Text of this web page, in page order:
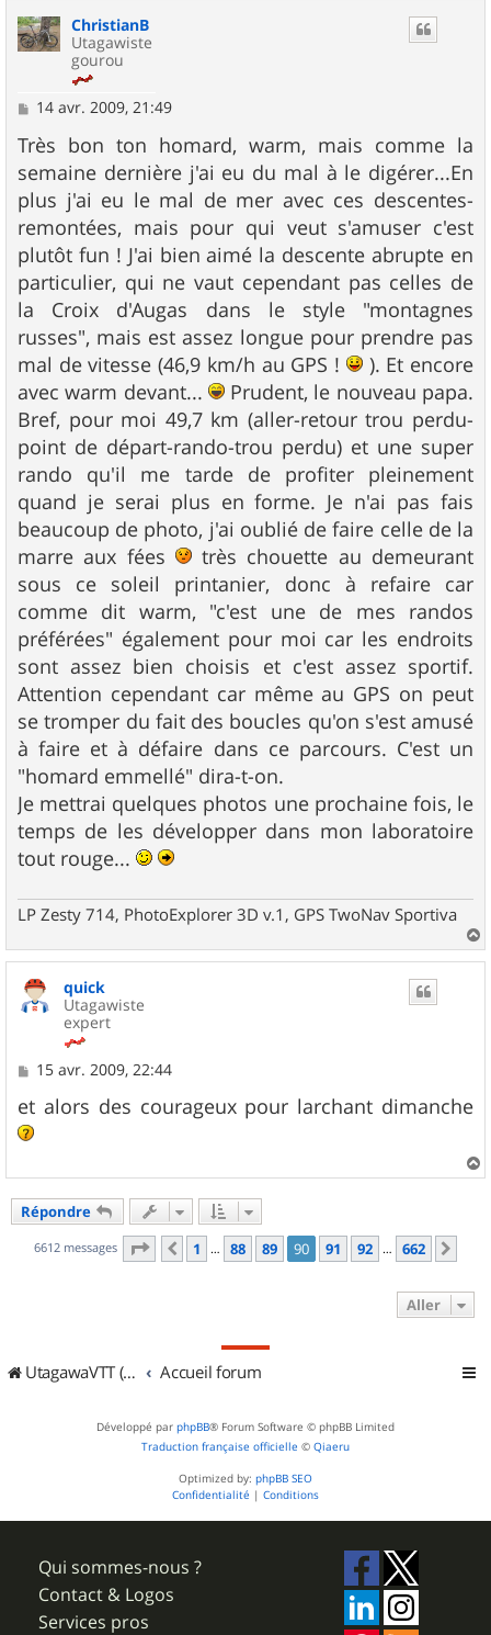
ChristianB
Utagawiste
gourou
M
s
s
a
g
e
14 avr. 2009, 21:49
Très bon ton homard, warm, mais comme la
semaine dernière j'ai eu du mal à le digérer...En
plus j'ai eu le mal de mer avec ces descentes-
remontées, mais pour qui veut s'amuser c'est
plutôt fun ! J'ai bien aimé la descente abrupte en
particulier, qui ne vaut cependant pas celles de
la Croix d'Augas dans le style "montagnes
russes", mais est assez longue pour prendre pas
mal de vitesse (46,9 km/h au GPS !
). Et encore
avec warm devant...
Prudent, le nouveau papa.
Bref, pour moi 49,7 km (aller-retour trou perdu-
point de départ-rando-trou perdu) et une super
rando qu'il me tarde de profiter pleinement
quand je serai plus en forme. Je n'ai pas fais
beaucoup de photo, j'ai oublié de faire celle de la
marre aux fées
très chouette au demeurant
sous ce soleil printanier, donc à refaire car
comme dit warm, "c'est une de mes randos
préférées" également pour moi car les endroits
sont assez bien choisis et c'est assez sportif.
Attention cependant car même au GPS on peut
se tromper du fait des boucles qu'on s'est amusé
à faire et à défaire dans ce parcours. C'est un
"homard emmellé" dira-t-on.
Je mettrai quelques photos une prochaine fois, le
temps de les développer dans mon laboratoire
tout rouge...
LP Zesty 714, PhotoExplorer 3D v.1, GPS TwoNav Sportiva
a
quick
Utagawiste
expert
M
s
s
a
e
15 avr. 2009, 22:44
et alors des courageux pour larchant dimanche
a
Répondre
6612 messages Page 90 sur662
Précédent
1 … 88 89 90 91 92 … 662
Aller
UtagawaVTT (Randos VTT et VTTAE avec traces GPS) Accueil forum
Développé par phpBB® Forum Software © phpBB Limited
Traduction française officielle © Qiaeru
Optimized by: phpBB SEO
Confidentialité | Conditions
Qui sommes-nous ?
Contact & Logos
Services pros